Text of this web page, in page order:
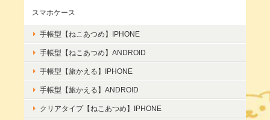
スマホケース
手帳型【ねこあつめ】IPHONE
手帳型【ねこあつめ】ANDROID
手帳型【旅かえる】IPHONE
手帳型【旅かえる】ANDROID
クリアタイプ【ねこあつめ】IPHONE